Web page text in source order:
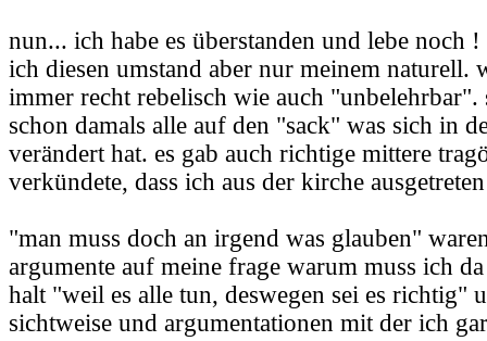
nun... ich habe es überstanden und lebe noch
ich diesen umstand aber nur meinem naturell.
immer recht rebelisch wie auch
schon damals alle auf den "sack" was sich in
verändert hat. es gab auch richtige mittere
verkündete, dass ich aus der kirche
"man muss doch an irgend was glauben"
argumente auf meine frage warum muss ich
halt "weil es alle tun, deswegen sei es richtig"
sichtweise und argumentationen mit der ich